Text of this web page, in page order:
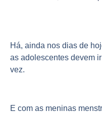
Há, ainda nos dias de
as adolescentes devem
vez.
E com as meninas